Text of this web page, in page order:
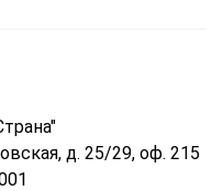
д. 25/29, оф. 215